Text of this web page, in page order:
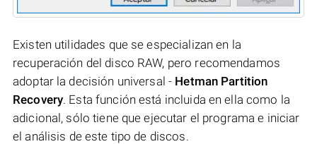
Existen utilidades que se especializan en la
recuperación del disco RAW, pero recomendamos
adoptar la decisión universal - Hetman Partition
Recovery. Esta función está incluida en ella como la
adicional, sólo tiene que ejecutar el programa e iniciar
el análisis de este tipo de discos.